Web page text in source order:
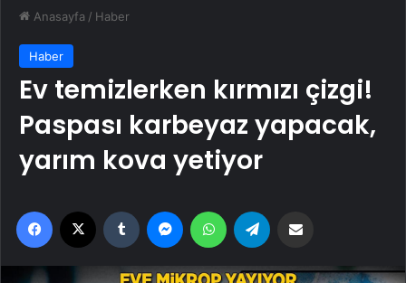
Anasayfa / Haber
Haber
Ev temizlerken kırmızı çizgi!
Paspası karbeyaz yapacak,
yarım kova yetiyor
Facebook Tumblr MessengerWhatsApp